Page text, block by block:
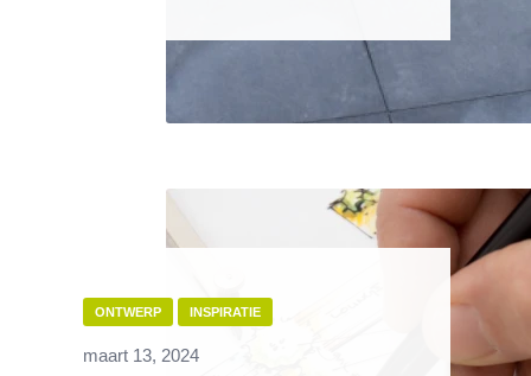
ONTWERP INSPIRATIE
maart 13, 2024